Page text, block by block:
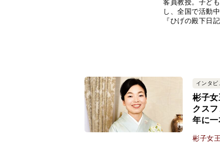
客員教授。子ど
し、全国で活動
『ひげの殿下日
インタビ
彬子
クス
年に
彬子女